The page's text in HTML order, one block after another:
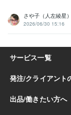
さや子（人左綾星）
2026/06/30 15:16